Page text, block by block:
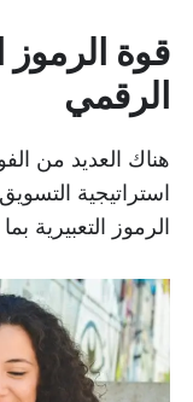
قوة الرموز
الرقمي
هناك العديد من
استراتيجية
الرموز التعبيرية